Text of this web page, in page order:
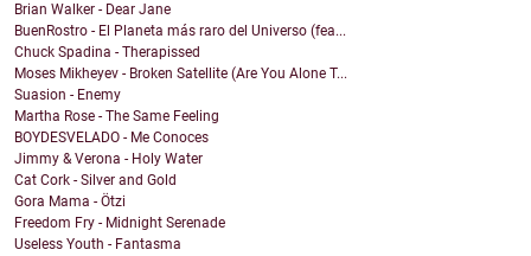
Brian Walker - Dear Jane
BuenRostro - El Planeta más raro del Universo (fea...
Chuck Spadina - Therapissed
Moses Mikheyev - Broken Satellite (Are You Alone T...
Suasion - Enemy
Martha Rose - The Same Feeling
BOYDESVELADO - Me Conoces
Jimmy & Verona - Holy Water
Cat Cork - Silver and Gold
Gora Mama - Ötzi
Freedom Fry - Midnight Serenade
Useless Youth - Fantasma